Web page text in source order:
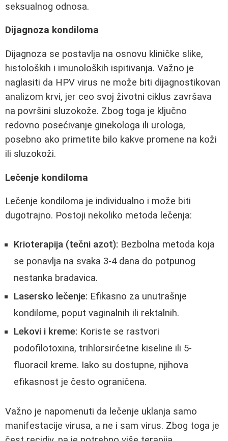
seksualnog odnosa.
Dijagnoza kondiloma
Dijagnoza se postavlja na osnovu kliničke slike,
histoloških i imunoloških ispitivanja. Važno je
naglasiti da HPV virus ne može biti dijagnostikovan
analizom krvi, jer ceo svoj životni ciklus završava
na površini sluzokože. Zbog toga je ključno
redovno posećivanje ginekologa ili urologa,
posebno ako primetite bilo kakve promene na koži
ili sluzokoži.
Lečenje kondiloma
Lečenje kondiloma je individualno i može biti
dugotrajno. Postoji nekoliko metoda lečenja:
Krioterapija (tečni azot): Bezbolna metoda koja
se ponavlja na svaka 3-4 dana do potpunog
nestanka bradavica.
Lasersko lečenje: Efikasno za unutrašnje
kondilome, poput vaginalnih ili rektalnih.
Lekovi i kreme: Koriste se rastvori
podofilotoxina, trihlorsirćetne kiseline ili 5-
fluoracil kreme. Iako su dostupne, njihova
efikasnost je često ograničena.
Važno je napomenuti da lečenje uklanja samo
manifestacije virusa, a ne i sam virus. Zbog toga je